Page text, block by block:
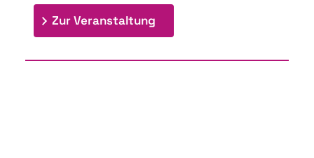
Zur Veranstaltung